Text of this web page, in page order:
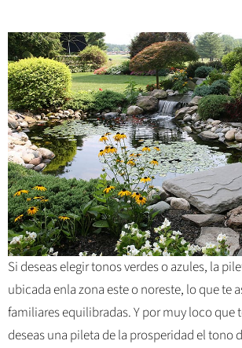
Si deseas elegir tonos verdes o azules, la
ubicada enla zona este o noreste, lo que te
familiares equilibradas. Y por muy loco que
deseas una pileta de la prosperidad el tono